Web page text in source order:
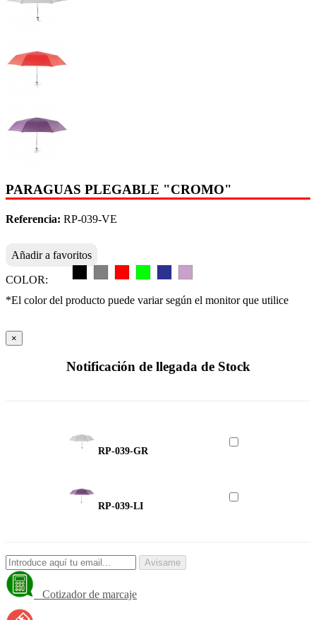
PARAGUAS PLEGABLE "CROMO"
Referencia: RP-039-VE
Añadir a favoritos
COLOR:
*El color del producto puede variar según el monitor que utilice
×
Notificación de llegada de Stock
RP-039-GR
RP-039-LI
Avisame
Cotizador de marcaje